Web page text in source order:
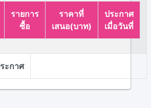
รายการ
ซื้อ
ราคาที่
เสนอ(บาท)
ประกาศ
เมื่อวันที่
ะกาศ